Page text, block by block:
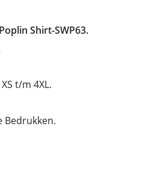
Shirt-SWP63.
t/m 4XL.
Bedrukken.